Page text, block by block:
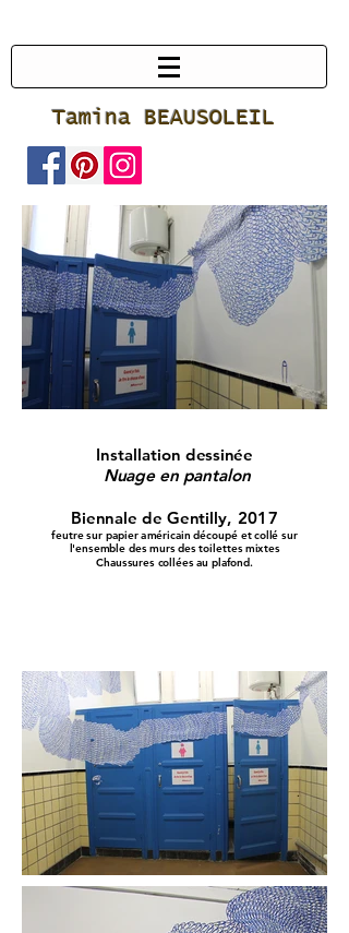
Tamina BEAUSOLEIL
Installation dessinée
Nuage en pantalon
Biennale de Gentilly, 2017
feutre sur papier américain découpé et collé sur
l'ensemble des murs des toilettes mixtes
Chaussures collées au plafond.